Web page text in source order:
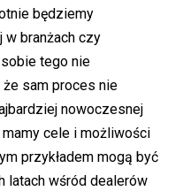
będziemy
w branżach czy
tego nie
że sam proces nie
nowoczesnej
cele i możliwości
przykładem mogą być
latach wśród dealerów